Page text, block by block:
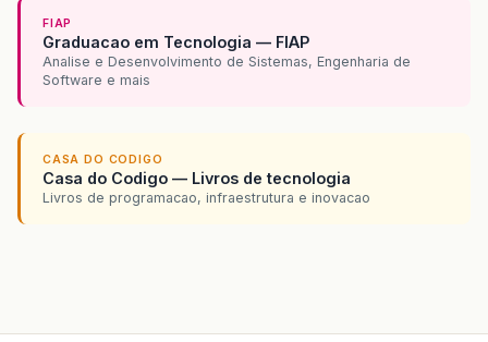
FIAP
Graduacao em Tecnologia — FIAP
Analise e Desenvolvimento de Sistemas, Engenharia de
Software e mais
CASA DO CODIGO
Casa do Codigo — Livros de tecnologia
Livros de programacao, infraestrutura e inovacao